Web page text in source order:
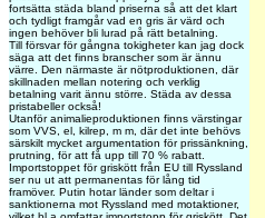
fortsätta städa bland priserna så att det klart
och tydligt framgår vad en gris är värd och
ingen behöver bli lurad på rätt betalning.
Till försvar för gångna tokigheter kan jag dock
säga att det finns branscher som är ännu
värre. Den närmaste är nötproduktionen, där
skillnaden mellan notering och verklig
betalning varit ännu större. Städa av dessa
pristabeller också!
Utanför animalieproduktionen finns värstingar
som VVS, el, kilrep, m m, där det inte behövs
särskilt mycket argumentation för prissänkning,
prutning, för att få upp till 70 % rabatt.
Importstoppet för griskött från EU till Ryssland
ser nu ut att permanentas för lång tid
framöver. Putin hotar länder som deltar i
sanktionerna mot Ryssland med motaktioner,